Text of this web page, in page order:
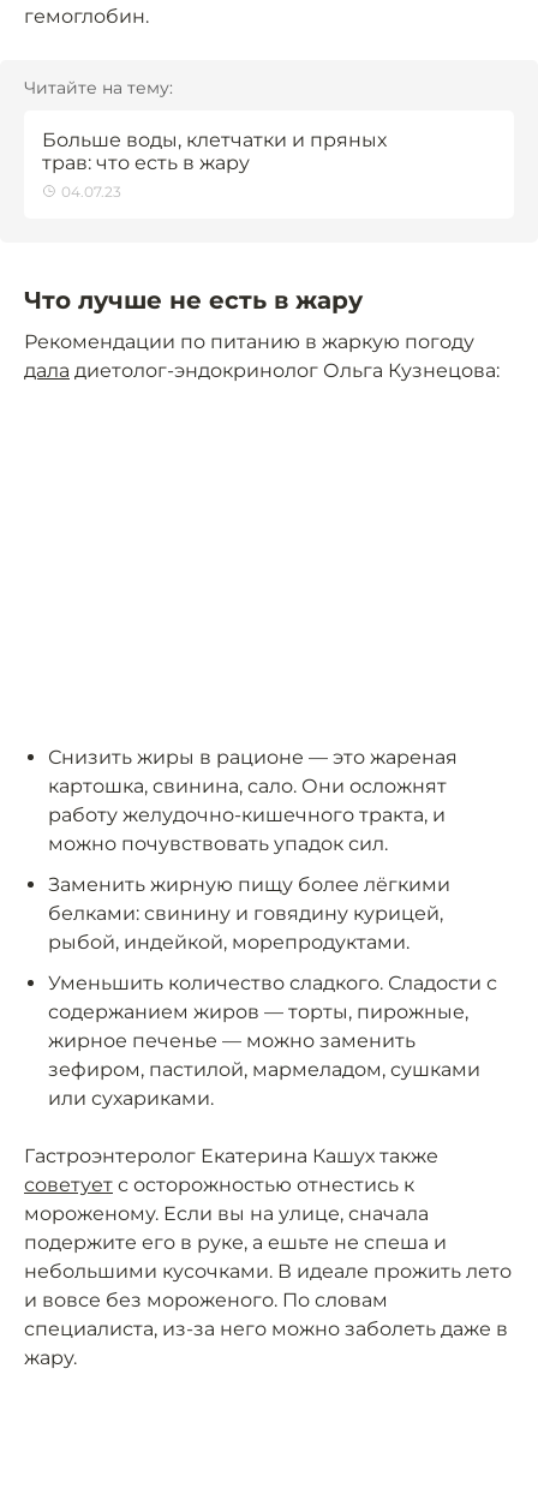
гемоглобин.
Читайте на тему:
Больше воды, клетчатки и пряных
трав: что есть в жару
04.07.23
Что лучше не есть в жару
Рекомендации по питанию в жаркую погоду
дала диетолог-эндокринолог Ольга Кузнецова:
Снизить жиры в рационе — это жареная
картошка, свинина, сало. Они осложнят
работу желудочно-кишечного тракта, и
можно почувствовать упадок сил.
Заменить жирную пищу более лёгкими
белками: свинину и говядину курицей,
рыбой, индейкой, морепродуктами.
Уменьшить количество сладкого. Сладости с
содержанием жиров — торты, пирожные,
жирное печенье — можно заменить
зефиром, пастилой, мармеладом, сушками
или сухариками.
Гастроэнтеролог Екатерина Кашух также
советует с осторожностью отнестись к
мороженому. Если вы на улице, сначала
подержите его в руке, а ешьте не спеша и
небольшими кусочками. В идеале прожить лето
и вовсе без мороженого. По словам
специалиста, из-за него можно заболеть даже в
жару.